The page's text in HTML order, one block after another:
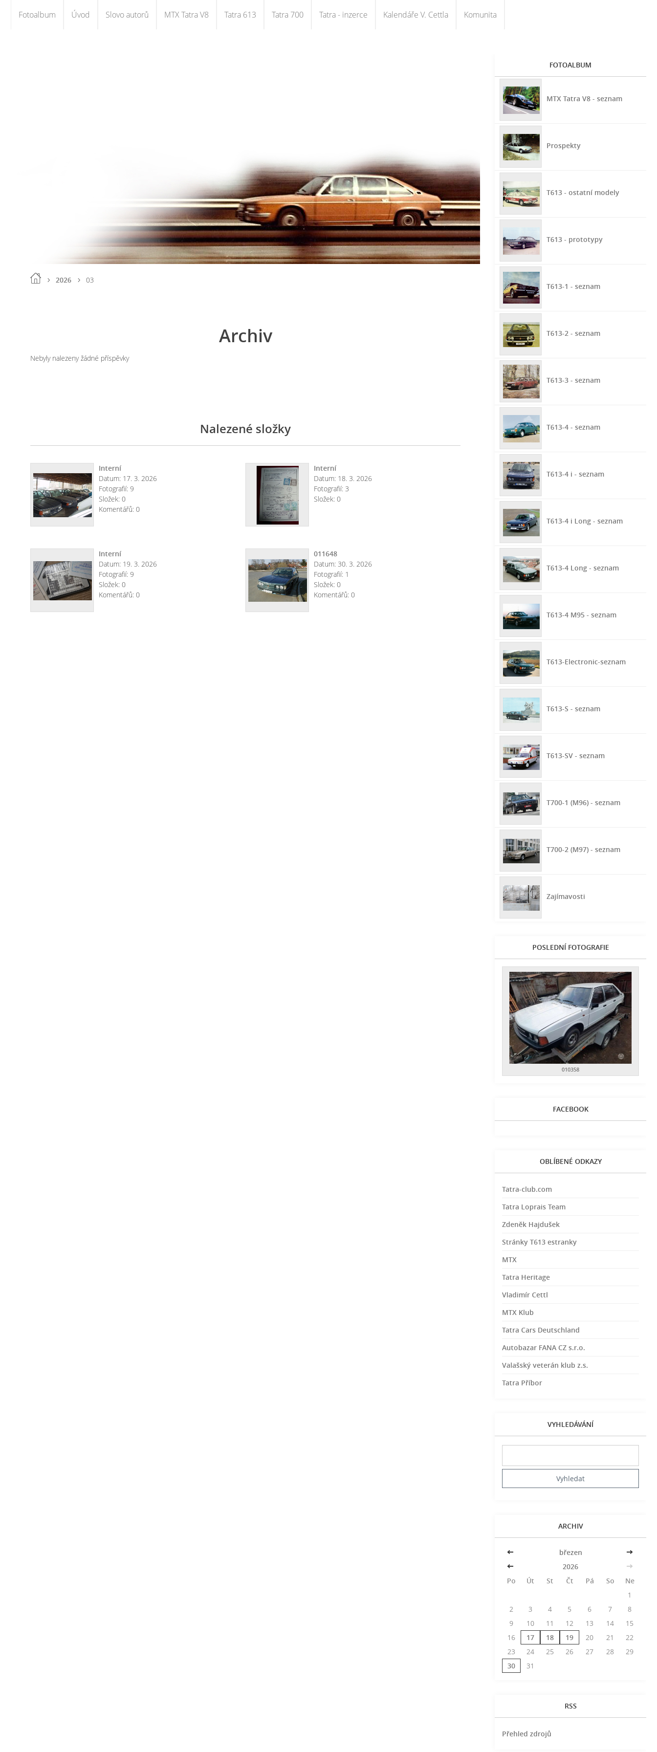
Fotoalbum Úvod Slovo autorů MTX Tatra V8 Tatra 613 Tatra 700 Tatra - inzerce Kalendáře V. Cettla Komunita
2026 03
Archiv
Nebyly nalezeny žádné příspěvky
Nalezené složky
Interní
Datum: 17. 3. 2026
Fotografií: 9
Složek: 0
Komentářů: 0
Interní
Datum: 18. 3. 2026
Fotografií: 3
Složek: 0
Interní
Datum: 19. 3. 2026
Fotografií: 9
Složek: 0
Komentářů: 0
011648
Datum: 30. 3. 2026
Fotografií: 1
Složek: 0
Komentářů: 0
FOTOALBUM
MTX Tatra V8 - seznam
Prospekty
T613 - ostatní modely
T613 - prototypy
T613-1 - seznam
T613-2 - seznam
T613-3 - seznam
T613-4 - seznam
T613-4 i - seznam
T613-4 i Long - seznam
T613-4 Long - seznam
T613-4 M95 - seznam
T613-Electronic-seznam
T613-S - seznam
T613-SV - seznam
T700-1 (M96) - seznam
T700-2 (M97) - seznam
Zajímavosti
POSLEDNÍ FOTOGRAFIE
010358
FACEBOOK
OBLÍBENÉ ODKAZY
Tatra-club.com
Tatra Loprais Team
Zdeněk Hajdušek
Stránky T613 estranky
MTX
Tatra Heritage
Vladimír Cettl
MTX Klub
Tatra Cars Deutschland
Autobazar FANA CZ s.r.o.
Valašský veterán klub z.s.
Tatra Příbor
VYHLEDÁVÁNÍ
ARCHIV
<< březen
>>
<<
2026
>>
Po
Út St Čt Pá So
Ne
1
2
3 4 5 6 7
8
9
10 11 12 13 14
15
16
17 18 19 20 21
22
23
24 25 26 27 28
29
30
31
RSS
Přehled zdrojů